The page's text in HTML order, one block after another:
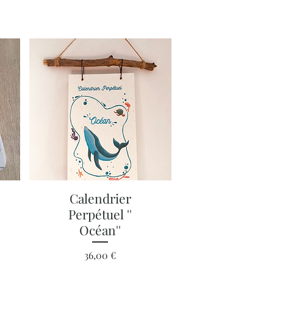
Aperçu rapide
Calendrier
Perpétuel ''
Océan''
Prix
36,00 €